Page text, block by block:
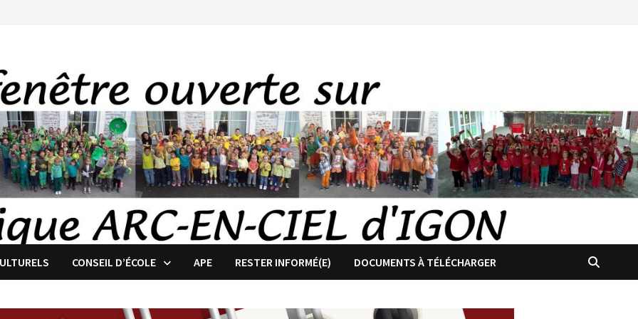
CONSEIL D’ÉCOLE APE RESTER INFORMÉ(E) DOCUMENTS À TÉLÉCHARGER